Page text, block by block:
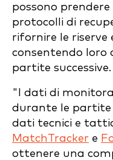
possono
protocolli di
rifornire le riserve
consentendo loro
partite successive.
"I dati di
durante le partite
dati tecnici e
MatchTracker e
ottenere una